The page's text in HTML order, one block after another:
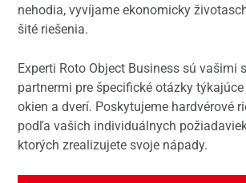
nehodia, vyvíjame ekonomicky
šité riešenia.
Experti Roto Object Business sú vašimi
partnermi pre špecifické otázky
okien a dverí. Poskytujeme hardvérové
podľa vašich individuálnych
ktorých zrealizujete svoje nápady.